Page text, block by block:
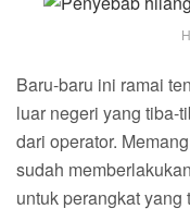
Baru-baru ini ramai
luar negeri yang tiba-
dari operator.
sudah
untuk perangkat